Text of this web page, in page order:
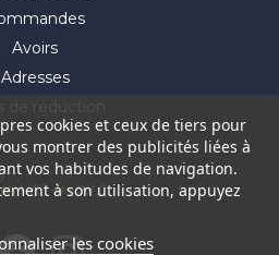
Avoirs
Adresses
nous
cookies et ceux de tiers pour
montrer des publicités liées à
vos habitudes de navigation.
à son utilisation, appuyez
les cookies